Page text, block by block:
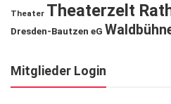
Theater Theaterzelt
Dresden-Bautzen eG
Mitglieder Login